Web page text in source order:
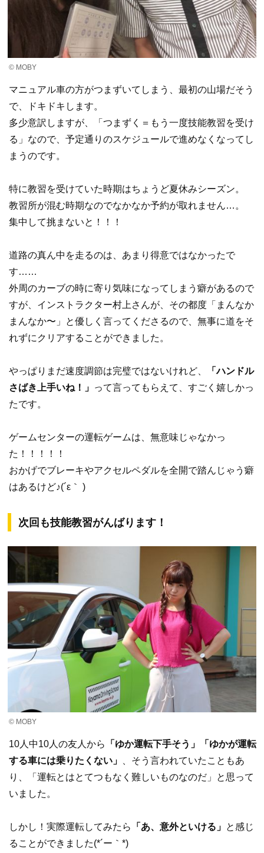
© MOBY
マニュアル車の方がつまずいてしまう、最初の山場だそう
で、ドキドキします。
多少意訳しますが、「つまずく＝もう一度技能教習を受け
る」なので、予定通りのスケジュールで進めなくなってし
まうのです。
特に教習を受けていた時期はちょうど夏休みシーズン。
教習所が混む時期なのでなかなか予約が取れません…。
集中して挑まないと！！！
道路の真ん中を走るのは、あまり得意ではなかったで
す……
外周のカーブの時に寄り気味になってしまう癖があるので
すが、インストラクター村上さんが、その都度「まんなか
まんなか〜」と優しく言ってくださるので、無事に道をそ
れずにクリアすることができました。
やっぱりまだ速度調節は完璧ではないけれど、
「ハンドル
さばき上手いね！」 って言ってもらえて、すごく嬉しかっ
たです。
ゲームセンターの運転ゲームは、無意味じゃなかっ
た！！！！！
おかげでブレーキやアクセルペダルを全開で踏んじゃう癖
はあるけど♪(´ε｀ )
次回も技能教習がんばります！
© MOBY
10人中10人の友人から
「ゆか運転下手そう」「ゆかが運転
する車には乗りたくない」
、そう言われていたこともあ
り、「運転とはとてつもなく難しいものなのだ」と思って
いました。
しかし！実際運転してみたら 「あ、意外といける」 と感じ
ることができました(*´ー｀*)